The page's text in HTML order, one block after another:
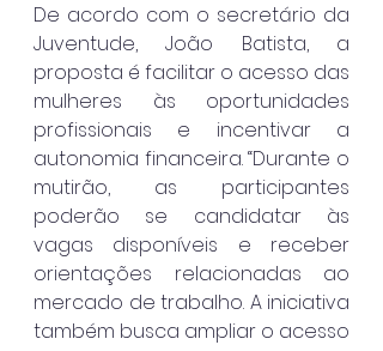
De acordo com o secretário da
Juventude, João Batista, a
proposta é facilitar o acesso das
mulheres às oportunidades
profissionais e incentivar a
autonomia financeira. “Durante o
mutirão, as participantes
poderão se candidatar às
vagas disponíveis e receber
orientações relacionadas ao
mercado de trabalho. A iniciativa
também busca ampliar o acesso